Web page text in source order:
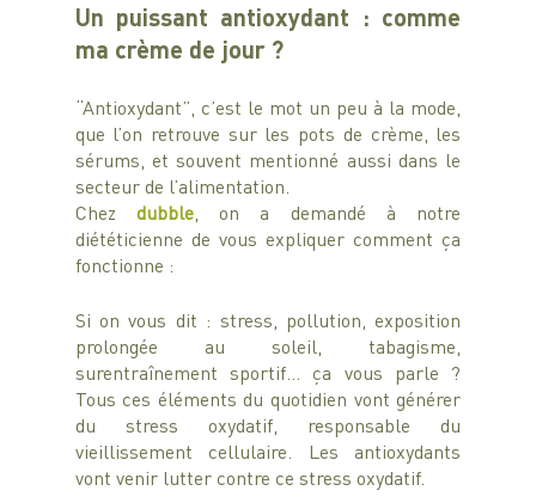
Un puissant antioxydant : comme
ma crème de jour ?
“Antioxydant”, c’est le mot un peu à la mode,
que l’on retrouve sur les pots de crème, les
sérums, et souvent mentionné aussi dans le
secteur de l’alimentation.
Chez dubble, on a demandé à notre
diététicienne de vous expliquer comment ça
fonctionne :
Si on vous dit : stress, pollution, exposition
prolongée au soleil, tabagisme,
surentraînement sportif… ça vous parle ?
Tous ces éléments du quotidien vont générer
du stress oxydatif, responsable du
vieillissement cellulaire. Les antioxydants
vont venir lutter contre ce stress oxydatif.